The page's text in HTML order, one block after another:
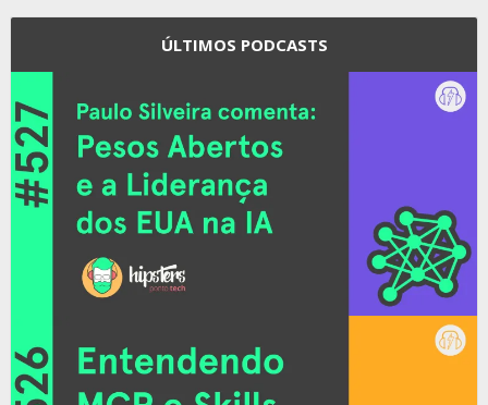
ÚLTIMOS PODCASTS